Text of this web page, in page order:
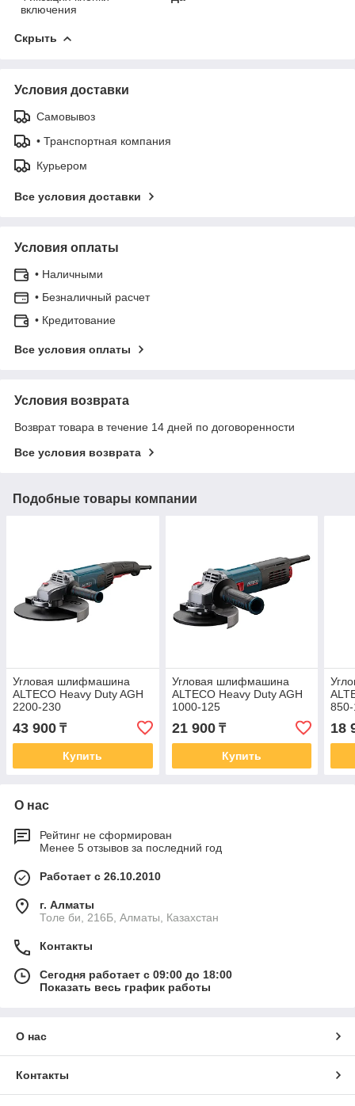
включения
Скрыть
Условия доставки
Самовывоз
• Транспортная компания
Курьером
Все условия доставки
Условия оплаты
• Наличными
• Безналичный расчет
• Кредитование
Все условия оплаты
Условия возврата
Возврат товара в течение 14 дней по договоренности
Все условия возврата
Подобные товары компании
Угловая шлифмашина
ALTECO Heavy Duty AGH
2200-230
43 900 ₸
Купить
Угловая шлифмашина
ALTECO Heavy Duty AGH
1000-125
21 900₸
Купить
18
О нас
Рейтинг не сформирован
Менее 5 отзывов за последний год
Работает с 26.10.2010
г. Алматы
Толе би, 216Б, Алматы, Казахстан
Контакты
Сегодня работает с 09:00 до 18:00
Показать весь график работы
О нас
Контакты